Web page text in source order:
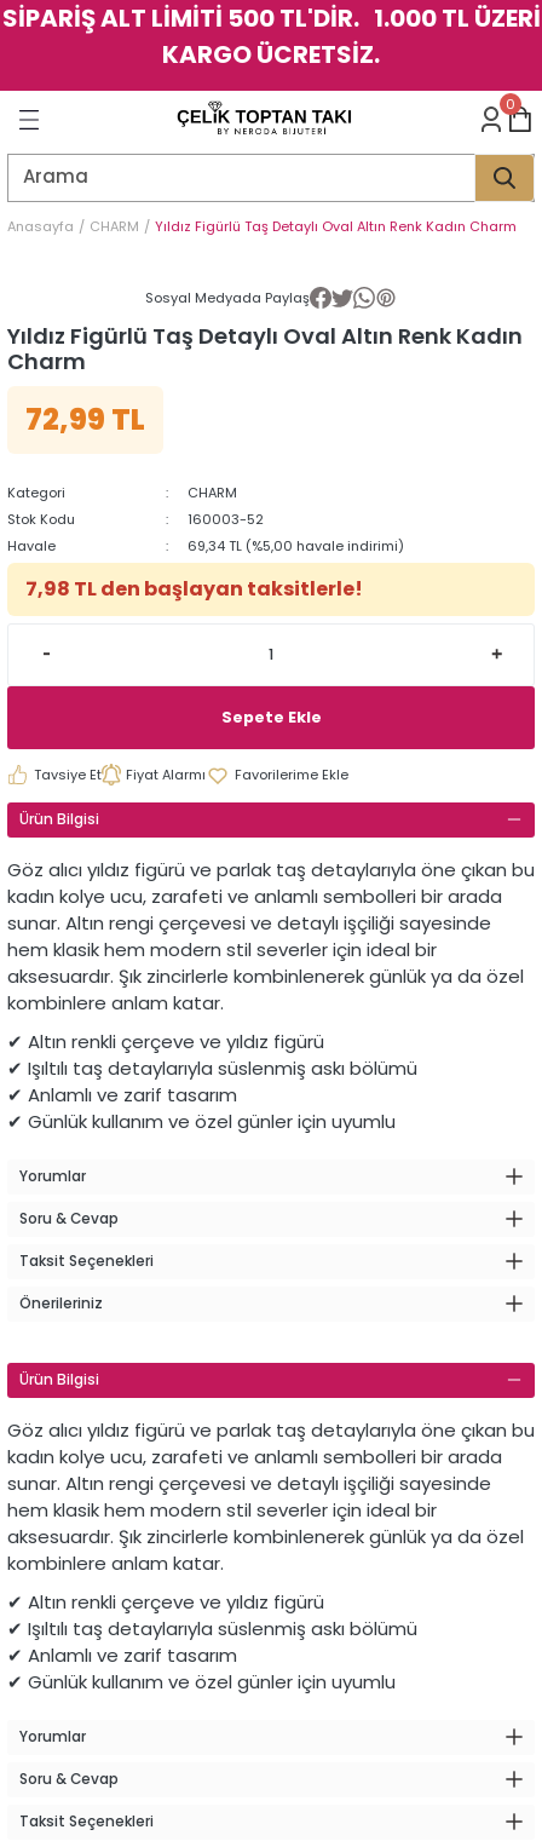
SİPARİŞ ALT LİMİTİ 500 TL'DİR. 1.000 TL ÜZERİ
KARGO ÜCRETSİZ.
Geri Dön
Geri Dön
Geri Dön
Geri Dön
Geri Dön
Geri Dön
0
Anasayfa CHARM Yıldız Figürlü Taş Detaylı Oval Altın Renk Kadın Charm
Sosyal Medyada Paylaş
Yıldız Figürlü Taş Detaylı Oval Altın Renk Kadın
Charm
72,99 TL
Kategori
CHARM
Stok Kodu
160003-52
Havale
69,34 TL (%5,00 havale indirimi)
7,98 TL den başlayan taksitlerle!
Sepete Ekle
Tavsiye Et Fiyat Alarmı
Ürün Bilgisi
Göz alıcı yıldız figürü ve parlak taş detaylarıyla öne çıkan bu
kadın kolye ucu, zarafeti ve anlamlı sembolleri bir arada
sunar. Altın rengi çerçevesi ve detaylı işçiliği sayesinde
hem klasik hem modern stil severler için ideal bir
aksesuardır. Şık zincirlerle kombinlenerek günlük ya da özel
kombinlere anlam katar.
✔ Altın renkli çerçeve ve yıldız figürü
✔ Işıltılı taş detaylarıyla süslenmiş askı bölümü
✔ Anlamlı ve zarif tasarım
✔ Günlük kullanım ve özel günler için uyumlu
Yorumlar
Soru & Cevap
Taksit Seçenekleri
Önerileriniz
Ürün Bilgisi
Göz alıcı yıldız figürü ve parlak taş detaylarıyla öne çıkan bu
kadın kolye ucu, zarafeti ve anlamlı sembolleri bir arada
sunar. Altın rengi çerçevesi ve detaylı işçiliği sayesinde
hem klasik hem modern stil severler için ideal bir
aksesuardır. Şık zincirlerle kombinlenerek günlük ya da özel
kombinlere anlam katar.
✔ Altın renkli çerçeve ve yıldız figürü
✔ Işıltılı taş detaylarıyla süslenmiş askı bölümü
✔ Anlamlı ve zarif tasarım
✔ Günlük kullanım ve özel günler için uyumlu
Yorumlar
Soru & Cevap
Taksit Seçenekleri
Geri Dön
Geri Dön
Geri Dön
Geri Dön
Geri Dön
Geri Dön